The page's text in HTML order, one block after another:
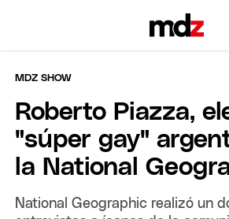
MDZ SHOW
Roberto Piazza,
"súper gay"
la National
National Geographic realizó un